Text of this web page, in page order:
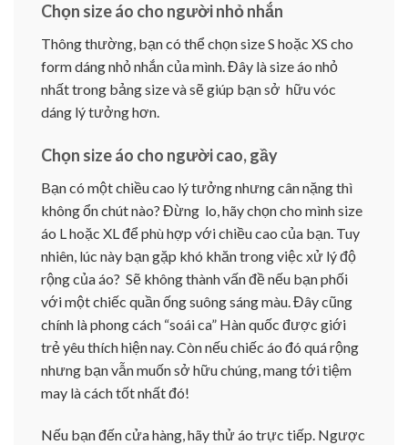
Chọn size áo cho người nhỏ nhắn
Thông thường, bạn có thể chọn size S hoặc XS cho
form dáng nhỏ nhắn của mình. Đây là size áo nhỏ
nhất trong bảng size và sẽ giúp bạn sở hữu vóc
dáng lý tưởng hơn.
Chọn size áo cho người cao, gầy
Bạn có một chiều cao lý tưởng nhưng cân nặng thì
không ổn chút nào? Đừng lo, hãy chọn cho mình size
áo L hoặc XL để phù hợp với chiều cao của bạn. Tuy
nhiên, lúc này bạn gặp khó khăn trong việc xử lý độ
rộng của áo? Sẽ không thành vấn đề nếu bạn phối
với một chiếc quần ống suông sáng màu. Đây cũng
chính là phong cách “soái ca” Hàn quốc được giới
trẻ yêu thích hiện nay. Còn nếu chiếc áo đó quá rộng
nhưng bạn vẫn muốn sở hữu chúng, mang tới tiệm
may là cách tốt nhất đó!
Nếu bạn đến cửa hàng, hãy thử áo trực tiếp. Ngược